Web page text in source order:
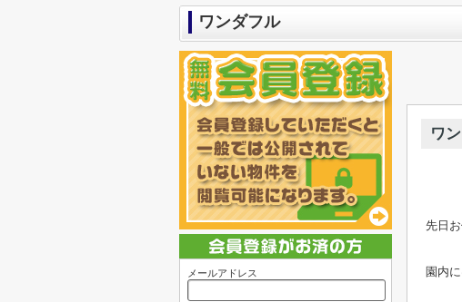
ワンダフル
ワ
先日
園内
メールアドレス